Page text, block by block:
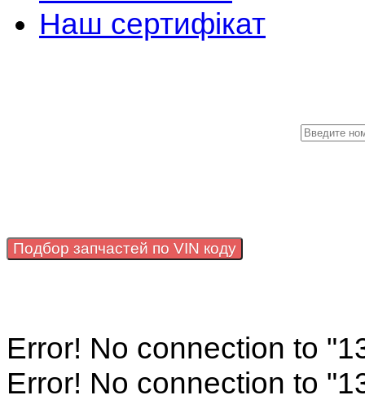
Наш сертифікат
Подбор запчастей по VIN коду
Error! No connection to
Error! No connection to